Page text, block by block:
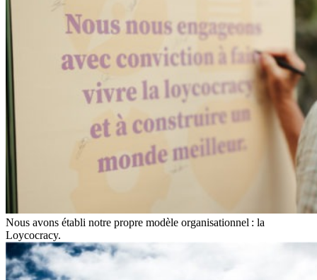
Nous avons établi notre propre modèle organisationnel : la
Loycocracy.